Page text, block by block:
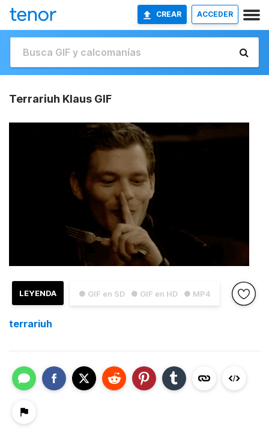
CREAR ACCEDER
Terrariuh Klaus GIF
● GIF en SD ● GIF en HD ● MP4
LEYENDA
terrariuh